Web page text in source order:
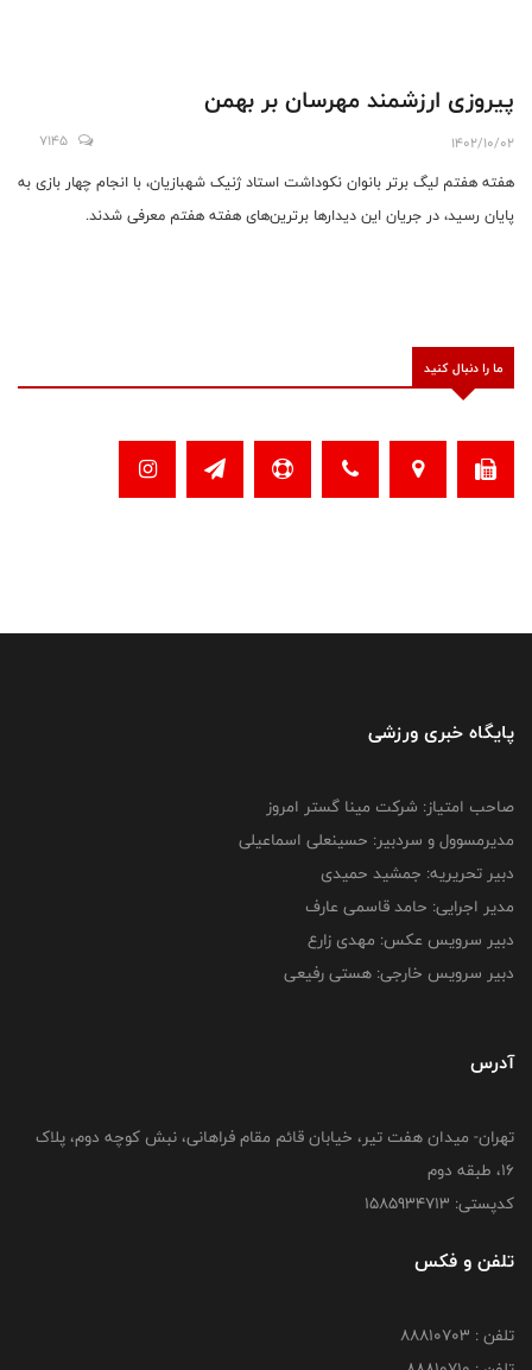
پیروزی ارزشمند مهرسان بر بهمن
1402/10/02
7145
هفته هفتم لیگ برتر بانوان نکوداشت استاد ژنیک شهبازیان، با انجام چهار بازی به
پايان رسيد، در جریان این دیدارها برترين‌های هفته هفتم معرفی شدند.
ما را دنبال کنید
پایگاه خبری ورزشی
صاحب امتیاز: شرکت مینا گستر امروز
مدیرمسوول و سردبیر: حسینعلی اسماعیلی
دبیر تحریریه: جمشید حمیدی
مدیر اجرایی: حامد قاسمی عارف
دبیر سرویس عکس: مهدی زارع
دبیر سرویس خارجی: هستی رفیعی
آدرس
تهران- میدان هفت تیر، خیابان قائم مقام فراهانی، نبش کوچه دوم، پلاک
16، طبقه دوم
کدپستی: 1585934713
تلفن و فکس
تلفن : 88810703